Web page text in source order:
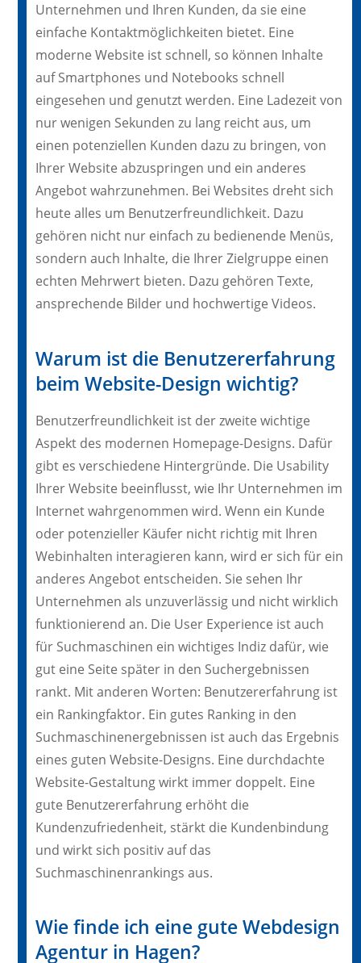
Unternehmen und Ihren Kunden, da sie eine
einfache Kontaktmöglichkeiten bietet. Eine
moderne Website ist schnell, so können Inhalte
auf Smartphones und Notebooks schnell
eingesehen und genutzt werden. Eine Ladezeit von
nur wenigen Sekunden zu lang reicht aus, um
einen potenziellen Kunden dazu zu bringen, von
Ihrer Website abzuspringen und ein anderes
Angebot wahrzunehmen. Bei Websites dreht sich
heute alles um Benutzerfreundlichkeit. Dazu
gehören nicht nur einfach zu bedienende Menüs,
sondern auch Inhalte, die Ihrer Zielgruppe einen
echten Mehrwert bieten. Dazu gehören Texte,
ansprechende Bilder und hochwertige Videos.
Warum ist die Benutzererfahrung
beim Website-Design wichtig?
Benutzerfreundlichkeit ist der zweite wichtige
Aspekt des modernen Homepage-Designs. Dafür
gibt es verschiedene Hintergründe. Die Usability
Ihrer Website beeinflusst, wie Ihr Unternehmen im
Internet wahrgenommen wird. Wenn ein Kunde
oder potenzieller Käufer nicht richtig mit Ihren
Webinhalten interagieren kann, wird er sich für ein
anderes Angebot entscheiden. Sie sehen Ihr
Unternehmen als unzuverlässig und nicht wirklich
funktionierend an. Die User Experience ist auch
für Suchmaschinen ein wichtiges Indiz dafür, wie
gut eine Seite später in den Suchergebnissen
rankt. Mit anderen Worten: Benutzererfahrung ist
ein Rankingfaktor. Ein gutes Ranking in den
Suchmaschinenergebnissen ist auch das Ergebnis
eines guten Website-Designs. Eine durchdachte
Website-Gestaltung wirkt immer doppelt. Eine
gute Benutzererfahrung erhöht die
Kundenzufriedenheit, stärkt die Kundenbindung
und wirkt sich positiv auf das
Suchmaschinenrankings aus.
Wie finde ich eine gute Webdesign
Agentur in Hagen?